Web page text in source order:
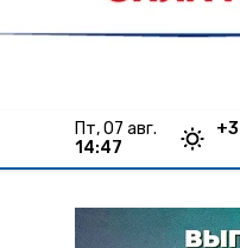
пт, 07 авг.
14:47
+